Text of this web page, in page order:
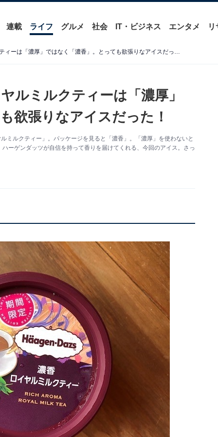
連載 ライフ グルメ 社会 IT・ビジネス エンタメ リ
ハーゲンダッツの濃香ロイヤルミルクティーは「濃厚」ではなく「濃香」。とっても欲張りなアイスだった！
ルミルクティーは「濃厚」
欲張りなアイスだった！
ミルクティー」。パッケージを見ると「濃香」。「濃厚」を使わないと
ーゲンダッツが自信を持って香りを届けてくれる、今回のアイス。さっ